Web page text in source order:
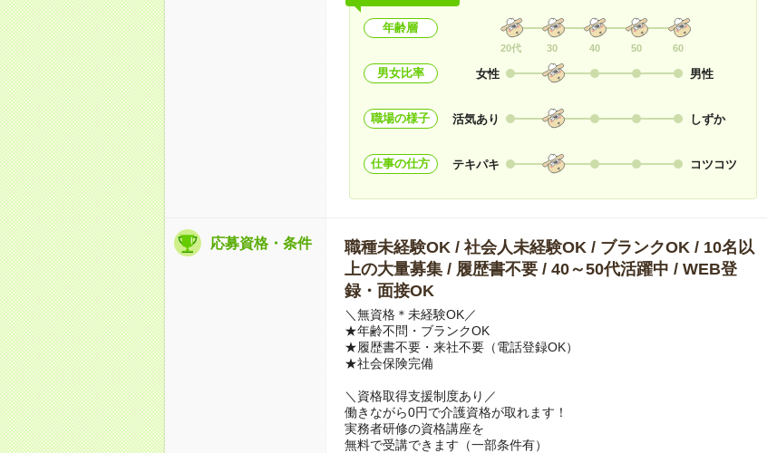
年齢層
20代 30 40 50 60
男女比率 女性 男性
職場の様子 活気あり しずか
仕事の仕方 テキパキ コツコツ
応募資格・条件
職種未経験OK / 社会人未経験OK / ブランクOK / 10名以
上の大量募集 / 履歴書不要 / 40～50代活躍中 / WEB登
録・面接OK
＼無資格＊未経験OK／
★年齢不問・ブランクOK
★履歴書不要・来社不要（電話登録OK）
★社会保険完備
＼資格取得支援制度あり／
働きながら0円で介護資格が取れます！
実務者研修の資格講座を
無料で受講できます（一部条件有）